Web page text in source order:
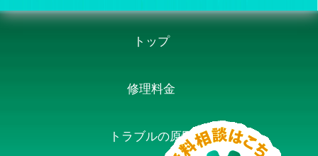
トップ
修理料金
トラブルの原因